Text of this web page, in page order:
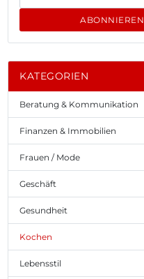
ABONNIEREN
KATEGORIEN
Beratung & Kommunikation
Finanzen & Immobilien
Frauen / Mode
Geschäft
Gesundheit
Kochen
Lebensstil